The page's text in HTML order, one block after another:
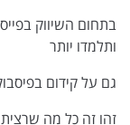
בתחום השיווק
ותלמדו יותר
גם על קידום
זהו זה כל מה